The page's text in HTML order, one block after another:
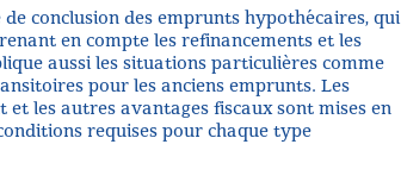
conclusion des emprunts hypothécaires, qui
en compte les refinancements et les
aussi les situations particulières comme
pour les anciens emprunts. Les
et les autres avantages fiscaux sont mises en
requises pour chaque type